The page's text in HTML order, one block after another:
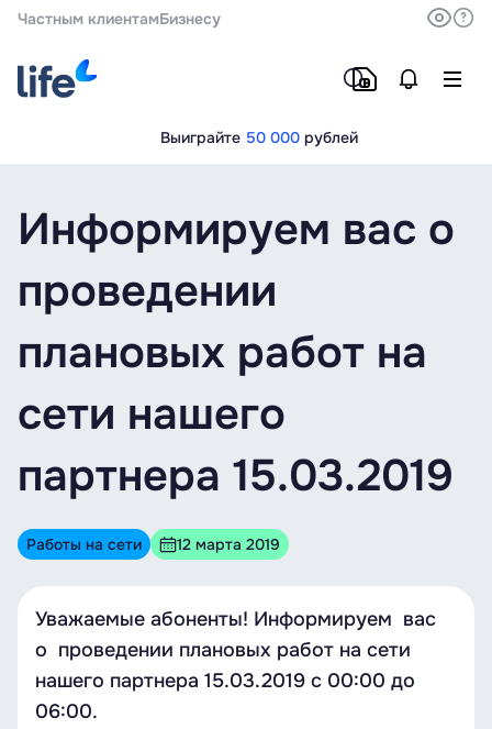
Частным клиентамБизнесу
Выиграйте 50 000 рублей
Информируем вас о
проведении
плановых работ на
сети нашего
партнера 15.03.2019
Работы на сети 12 марта 2019
Уважаемые абоненты! Информируем вас
о проведении плановых работ на сети
нашего партнера 15.03.2019 с 00:00 до
06:00.